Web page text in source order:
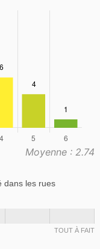
Moyenne : 2.74
dans les rues
TOUT À FAIT